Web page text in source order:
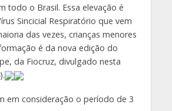
todo o Brasil. Essa elevação é
Sincicial Respiratório que vem
das vezes, crianças menores
é da nova edição do
da Fiocruz, divulgado nesta
em consideração o período de 3